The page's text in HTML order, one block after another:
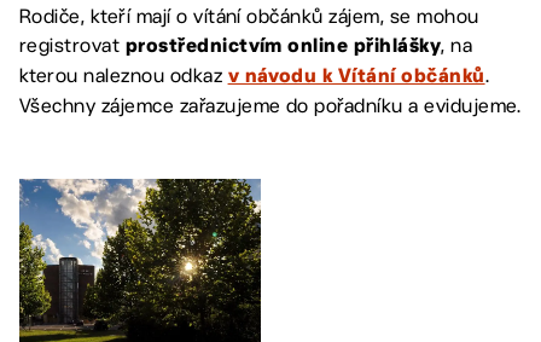
Rodiče, kteří mají o vítání občánků zájem, se mohou
registrovat prostřednictvím online přihlášky, na
kterou naleznou odkaz v návodu k Vítání občánků.
Všechny zájemce zařazujeme do pořadníku a evidujeme.